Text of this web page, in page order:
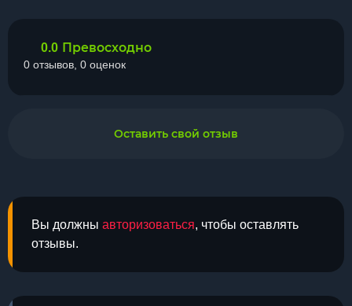
Вы должны авторизоваться, чтобы оставлять
отзывы.
0.0 Превосходно
0 отзывов, 0 оценок
Оставить свой отзыв